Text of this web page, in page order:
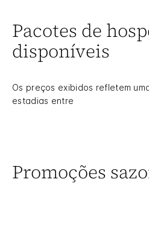
Pacotes de
disponíveis
Os preços exibidos refletem
estadias entre
Promoções